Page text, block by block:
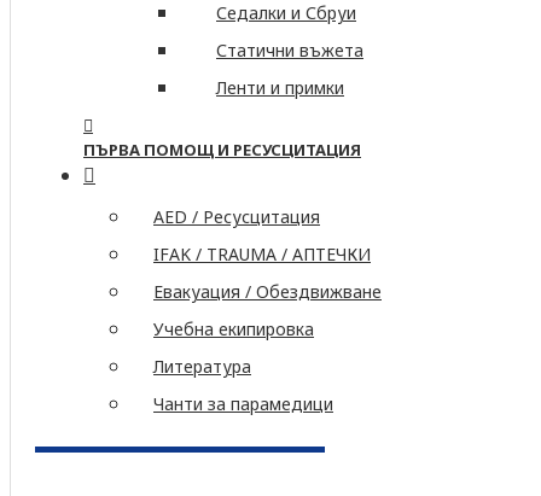
Седалки и Сбруи
Статични въжета
Ленти и примки
ПЪРВА ПОМОЩ И РЕСУСЦИТАЦИЯ
AED / Ресусцитация
IFAK / TRAUMA / АПТЕЧКИ
Евакуация / Обездвижване
Учебна екипировка
Литература
Чанти за парамедици